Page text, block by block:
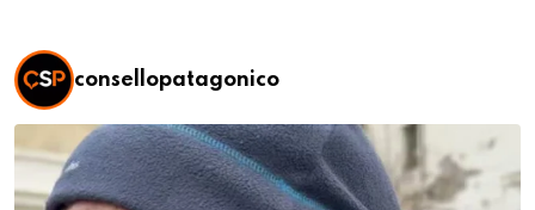
consellopatagonico